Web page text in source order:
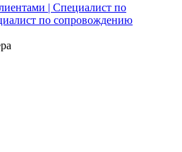
| Специалист по
по сопровождению